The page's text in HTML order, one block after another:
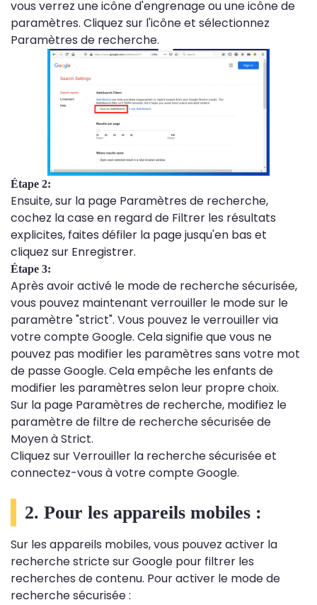
vous verrez une icône d'engrenage ou une icône de
paramètres. Cliquez sur l'icône et sélectionnez
Paramètres de recherche.
Étape 2:
Ensuite, sur la page Paramètres de recherche,
cochez la case en regard de Filtrer les résultats
explicites, faites défiler la page jusqu'en bas et
cliquez sur Enregistrer.
Étape 3:
Après avoir activé le mode de recherche sécurisée,
vous pouvez maintenant verrouiller le mode sur le
paramètre "strict". Vous pouvez le verrouiller via
votre compte Google. Cela signifie que vous ne
pouvez pas modifier les paramètres sans votre mot
de passe Google. Cela empêche les enfants de
modifier les paramètres selon leur propre choix.
Sur la page Paramètres de recherche, modifiez le
paramètre de filtre de recherche sécurisée de
Moyen à Strict.
Cliquez sur Verrouiller la recherche sécurisée et
connectez-vous à votre compte Google.
2. Pour les appareils mobiles :
Sur les appareils mobiles, vous pouvez activer la
recherche stricte sur Google pour filtrer les
recherches de contenu. Pour activer le mode de
recherche sécurisée :